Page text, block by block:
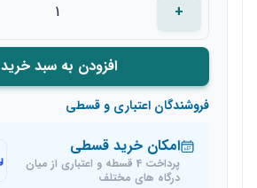
+
افزودن به سبد خرید
فروشندگان اعتباری و قسطی
امکان خرید قسطی
پرداخت 4 قسطه و اعتباری از میان
درگاه های مختلف